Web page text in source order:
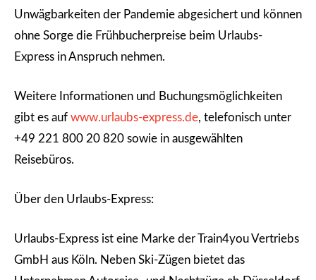
Unwägbarkeiten der Pandemie abgesichert und können
ohne Sorge die Frühbucherpreise beim Urlaubs-
Express in Anspruch nehmen.
Weitere Informationen und Buchungsmöglichkeiten
gibt es auf www.urlaubs-express.de, telefonisch unter
+49 221 800 20 820 sowie in ausgewählten
Reisebüros.
Über den Urlaubs-Express:
Urlaubs-Express ist eine Marke der Train4you Vertriebs
GmbH aus Köln. Neben Ski-Zügen bietet das